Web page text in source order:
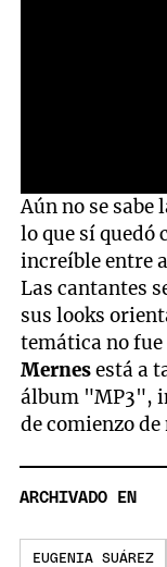
0
seconds
of
6
seconds
Aún no se sabe
lo que sí quedó
increíble entre
Las cantantes
sus looks
temática no
Mernesestá a
álbum "MP3",
de comienzo
ARCHIVADO EN
EUGENIA SUÁREZ